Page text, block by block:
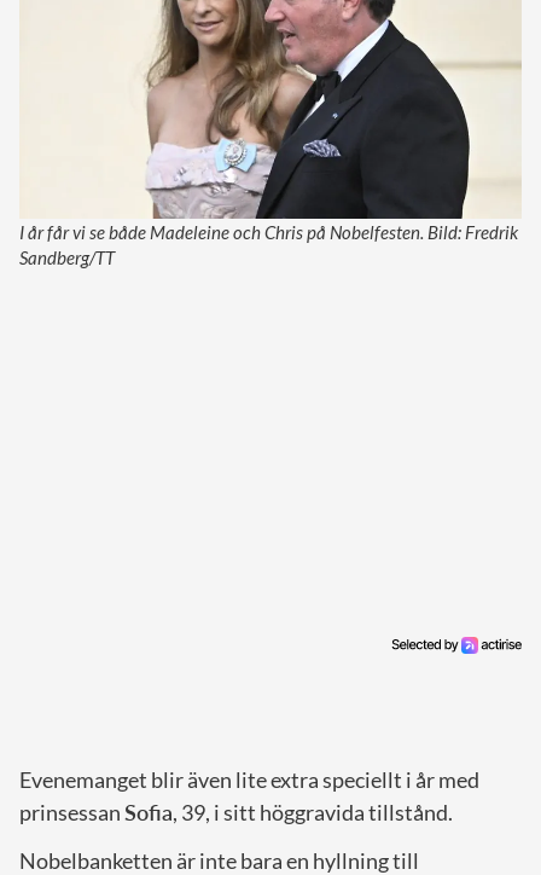
I år får vi se både Madeleine och Chris på Nobelfesten. Bild: Fredrik
Sandberg/TT
Evenemanget blir även lite extra speciellt i år med
prinsessanSofia, 39, i sitt höggravida tillstånd.
Nobelbanketten är inte bara en hyllning till